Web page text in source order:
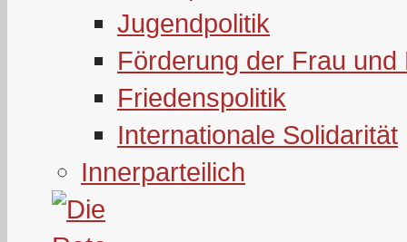
Jugendpolitik
Förderung der Frau und
Friedenspolitik
Internationale Solidarität
Innerparteilich